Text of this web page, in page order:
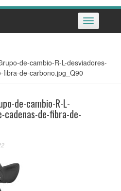
Toggle
navigation
de-cambio-R-L-desviadores-
fibra-de-carbono.jpg_Q90
de-cambio-R-L-
cadenas-de-fibra-de-